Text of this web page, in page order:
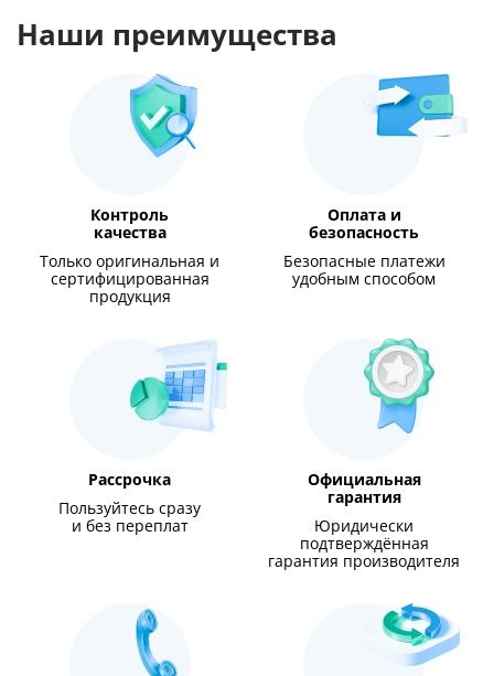
Наши преимущества
Контроль
качества
Только оригинальная и
сертифицированная
продукция
Оплата и
безопасность
Безопасные платежи
удобным способом
Рассрочка
Пользуйтесь сразу
и без переплат
Официальная
гарантия
Юридически
подтверждённая
гарантия производителя